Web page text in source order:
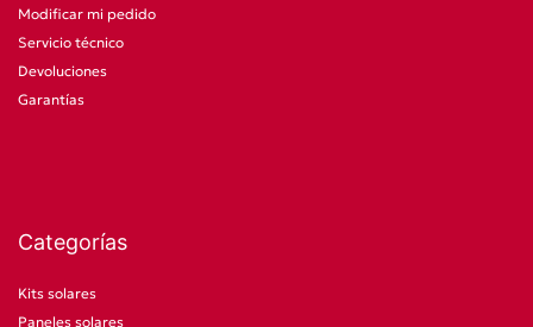
Modificar mi pedido
Servicio técnico
Devoluciones
Garantías
Categorías
Kits solares
Paneles solares